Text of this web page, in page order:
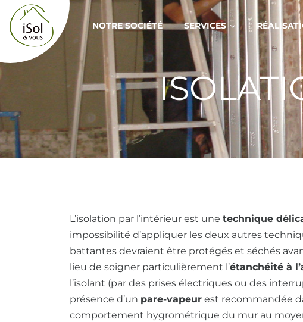
Aller au contenu
NOTRE SOCIÉTÉ SERVICES
L’isolation par l’intérieur est une technique
impossibilité d’appliquer les deux autres
battantes devraient être protégés et séchés
lieu de soigner particulièrement l’étanchéité à
l’isolant (par des prises électriques ou des
présence d’un pare-vapeur est recommandée
comportement hygrométrique du mur au moyen